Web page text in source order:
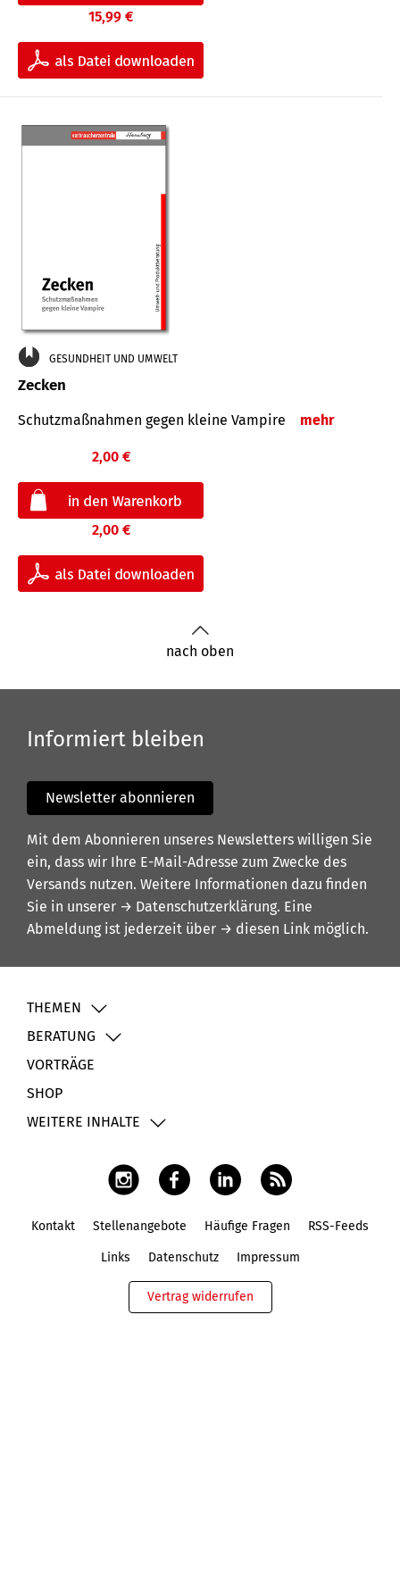
15,99 €
GESUNDHEIT UND UMWELT
Zecken
Schutz­maß­nahmen gegen kleine Vampire mehr
2,00 €
2,00 €
nach oben
Informiert bleiben
Newsletter abonnieren
Mit dem Abonnieren unseres Newsletters willigen Sie
ein, dass wir Ihre E-Mail-Adresse zum Zwecke des
Versands nutzen. Weitere Informationen dazu finden
Sie in unserer → Datenschutzerklärung. Eine
Abmeldung ist jederzeit über → diesen Link möglich.
THEMEN
BERATUNG
VORTRÄGE
SHOP
WEITERE INHALTE
Kontakt Stellenangebote Häufige Fragen RSS-Feeds
Links Datenschutz Impressum
Vertrag widerrufen